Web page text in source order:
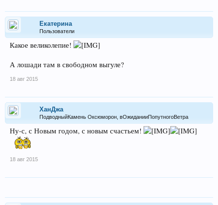
Екатерина
Пользователи
Какое великолепие!
А лошади там в свободном выгуле?
18 авг 2015
ХанДжа
ПодводныйКамень Оксюморон, вОжиданииПопутногоВетра
Ну-с, с Новым годом, с новым счастьем!
18 авг 2015